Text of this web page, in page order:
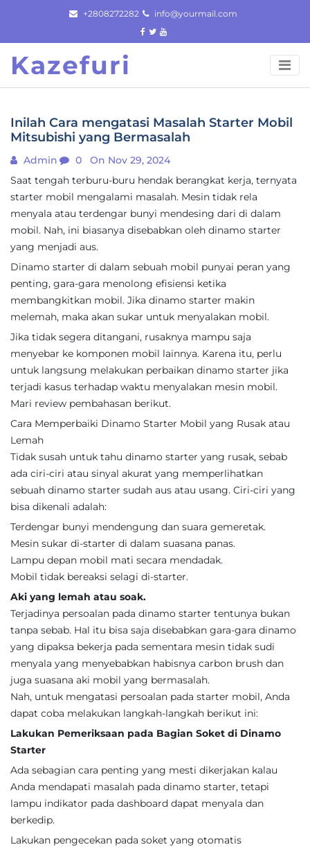
content
+2808272282 info@yourmail.com
Kazefuri
Inilah Cara mengatasi Masalah Starter Mobil
Mitsubishi yang Bermasalah
Admin 0
On Nov 29, 2024
Saat tengah terburu-buru hendak berangkat kerja, ternyata
starter mobil mengalami masalah. Mesin tidak rela
menyala atau terdengar bunyi mendesing dari di dalam
mobil. Nah, ini biasanya disebabkan oleh dinamo starter
yang menjadi aus.
Dinamo starter di dalam sebuah mobil punyai peran yang
penting, gara-gara menolong efisiensi ketika
membangkitkan mobil. Jika dinamo starter makin
melemah, maka akan sukar untuk menyalakan mobil.
Jika tidak segera ditangani, rusaknya mampu saja
menyebar ke komponen mobil lainnya. Karena itu, perlu
untuk langsung melakukan perbaikan dinamo starter jika
terjadi kasus terhadap waktu menyalakan mesin mobil.
Mari review pembahasan berikut.
Cara Memperbaiki Dinamo Starter Mobil yang Rusak atau
Lemah
Tidak susah untuk tahu dinamo starter yang rusak, sebab
ada ciri-ciri atau sinyal akurat yang memperlihatkan
sebuah dinamo starter sudah aus atau usang. Ciri-ciri yang
bisa dikenali adalah:
Terdengar bunyi mendengung dan suara gemeretak.
Mesin sukar di-starter di dalam suasana panas.
Lampu depan mobil mati secara mendadak.
Mobil tidak bereaksi selagi di-starter.
Aki yang lemah atau soak.
Terjadinya persoalan pada dinamo starter tentunya bukan
tanpa sebab. Hal itu bisa saja disebabkan gara-gara dinamo
yang dipaksa bekerja pada sementara mesin tidak sudi
menyala yang menyebabkan habisnya carbon brush dan
juga suasana aki mobil yang bermasalah.
Nah, untuk mengatasi persoalan pada starter mobil, Anda
dapat coba melakukan langkah-langkah berikut ini:
Lakukan Pemeriksaan pada Bagian Soket di Dinamo
Starter
Ada sebagian cara penting yang mesti dikerjakan kalau
Anda mendapati masalah pada dinamo starter, tetapi
lampu indikator pada dashboard dapat menyala dan
berkedip.
Lakukan pengecekan pada soket yang otomatis